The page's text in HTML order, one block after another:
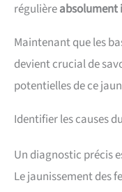
régulièreabsolument
Maintenant que les
devient crucial de
potentielles de ce
Identifier les causes
Un diagnostic précis
Le jaunissement des